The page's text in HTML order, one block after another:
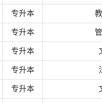
专升本
专升本
专升本
专升本
专升本